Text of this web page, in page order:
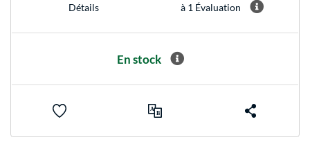
Détails à 1 Évaluation
En stock